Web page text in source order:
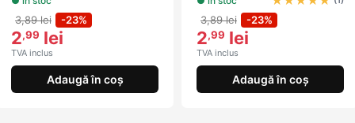
3,89 lei -23%
2,99 lei
TVA inclus
Adaugă în coș
3,89 lei -23%
2,99 lei
TVA inclus
Adaugă în coș